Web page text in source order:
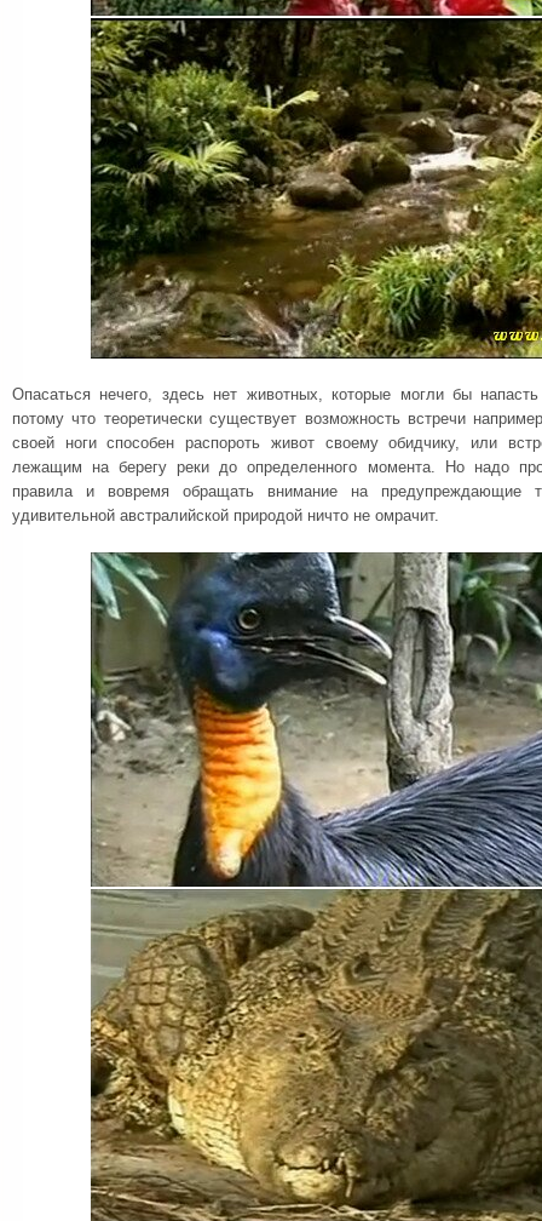
Опасаться нечего, здесь нет животных, которые могли бы
потому что теоретически существует возможность встречи
своей ноги способен распороть живот своему обидчику, или
лежащим на берегу реки до определенного момента. Но надо
правила и вовремя обращать внимание на предупреждающие
удивительной австралийской природой ничто не омрачит.